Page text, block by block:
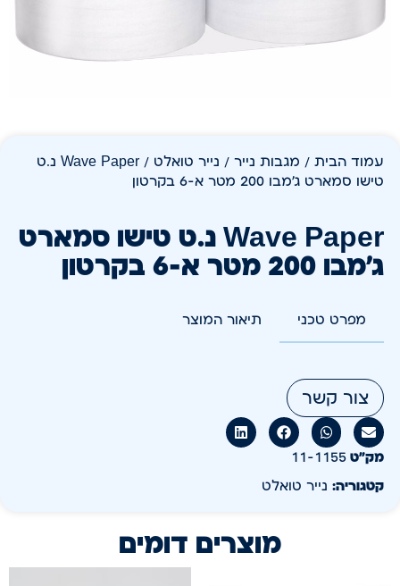
עמוד הבית / מגבות נייר / נייר טואלט
/ Wave Paper נ.ט
טישו סמארט ג'מבו 200 מטר א-6 בקרטון
Wave Paper נ.ט טישו סמארט
ג'מבו 200 מטר א-6 בקרטון
מפרט טכני תיאור המוצר
צור קשר
מק״ט 11-1155
קטגוריה: נייר טואלט
מוצרים דומים